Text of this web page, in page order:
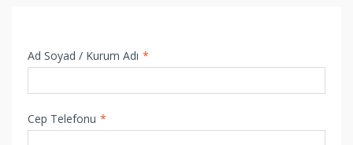
Ad Soyad / Kurum Adı *
Cep Telefonu *